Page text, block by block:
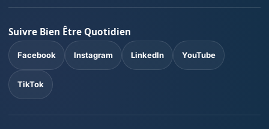
Suivre Bien Être Quotidien
Facebook Instagram LinkedIn YouTube
TikTok